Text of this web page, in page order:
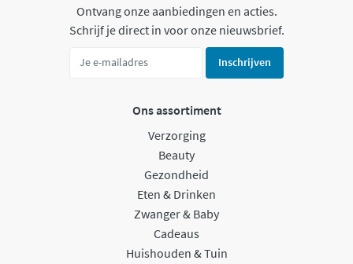
Ontvang onze aanbiedingen en acties.
Schrijf je direct in voor onze nieuwsbrief.
Inschrijven
Ons assortiment
Verzorging
Beauty
Gezondheid
Eten & Drinken
Zwanger & Baby
Cadeaus
Huishouden & Tuin